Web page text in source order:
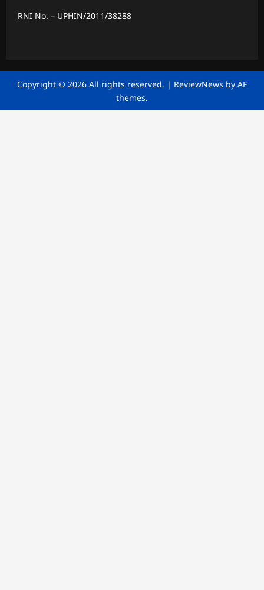
RNI No. – UPHIN/2011/38288
Copyright © 2026 All rights reserved. | ReviewNews by AF
themes.